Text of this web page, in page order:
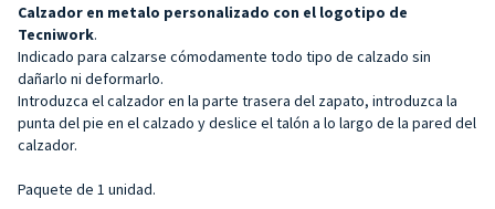
Calzador en metalo personalizado con el logotipo de
Tecniwork.
Indicado para calzarse cómodamente todo tipo de calzado sin
dañarlo ni deformarlo.
Introduzca el calzador en la parte trasera del zapato, introduzca la
punta del pie en el calzado y deslice el talón a lo largo de la pared del
calzador.
Paquete de 1 unidad.